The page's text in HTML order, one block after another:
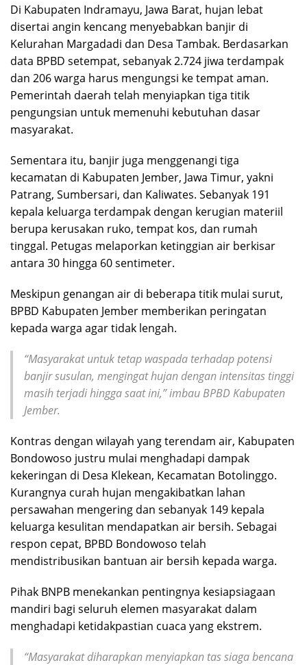
Di Kabupaten Indramayu, Jawa Barat, hujan lebat
disertai angin kencang menyebabkan banjir di
Kelurahan Margadadi dan Desa Tambak. Berdasarkan
data BPBD setempat, sebanyak 2.724 jiwa terdampak
dan 206 warga harus mengungsi ke tempat aman.
Pemerintah daerah telah menyiapkan tiga titik
pengungsian untuk memenuhi kebutuhan dasar
masyarakat.
Sementara itu, banjir juga menggenangi tiga
kecamatan di Kabupaten Jember, Jawa Timur, yakni
Patrang, Sumbersari, dan Kaliwates. Sebanyak 191
kepala keluarga terdampak dengan kerugian materiil
berupa kerusakan ruko, tempat kos, dan rumah
tinggal. Petugas melaporkan ketinggian air berkisar
antara 30 hingga 60 sentimeter.
Meskipun genangan air di beberapa titik mulai surut,
BPBD Kabupaten Jember memberikan peringatan
kepada warga agar tidak lengah.
“Masyarakat untuk tetap waspada terhadap potensi
banjir susulan, mengingat hujan dengan intensitas tinggi
masih terjadi hingga saat ini,” imbau BPBD Kabupaten
Jember.
Kontras dengan wilayah yang terendam air, Kabupaten
Bondowoso justru mulai menghadapi dampak
kekeringan di Desa Klekean, Kecamatan Botolinggo.
Kurangnya curah hujan mengakibatkan lahan
persawahan mengering dan sebanyak 149 kepala
keluarga kesulitan mendapatkan air bersih. Sebagai
respon cepat, BPBD Bondowoso telah
mendistribusikan bantuan air bersih kepada warga.
Pihak BNPB menekankan pentingnya kesiapsiagaan
mandiri bagi seluruh elemen masyarakat dalam
menghadapi ketidakpastian cuaca yang ekstrem.
“Masyarakat diharapkan menyiapkan tas siaga bencana